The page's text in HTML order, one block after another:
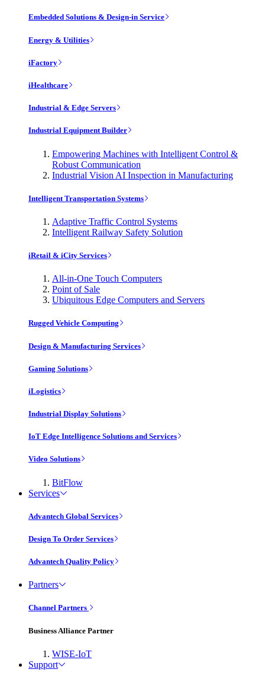
Embedded Solutions & Design-in Service
Energy & Utilities
iFactory
iHealthcare
Industrial & Edge Servers
Industrial Equipment Builder
Empowering Machines with Intelligent Control &
Robust Communication
Industrial Vision AI Inspection in Manufacturing
Intelligent Transportation Systems
Adaptive Traffic Control Systems
Intelligent Railway Safety Solution
iRetail & iCity Services
All-in-One Touch Computers
Point of Sale
Ubiquitous Edge Computers and Servers
Rugged Vehicle Computing
Design & Manufacturing Services
Gaming Solutions
iLogistics
Industrial Display Solutions
IoT Edge Intelligence Solutions and Services
Video Solutions
BitFlow
Services
Advantech Global Services
Design To Order Services
Advantech Quality Policy
Partners
Channel Partners
Business Alliance Partner
WISE-IoT
Support